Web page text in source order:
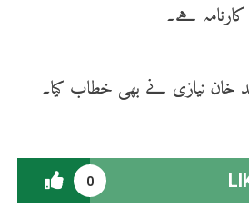
ہے۔
خان نیازی نے بھی خطاب کیا۔
0